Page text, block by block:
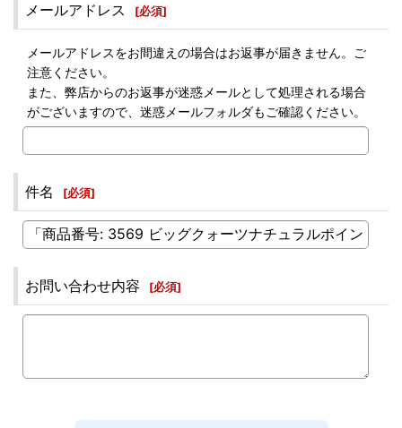
メールアドレス [必須]
メールアドレスをお間違えの場合はお返事が届きません。ご
注意ください。
また、弊店からのお返事が迷惑メールとして処理される場合
がございますので、迷惑メールフォルダもご確認ください。
件名 [必須]
お問い合わせ内容 [必須]